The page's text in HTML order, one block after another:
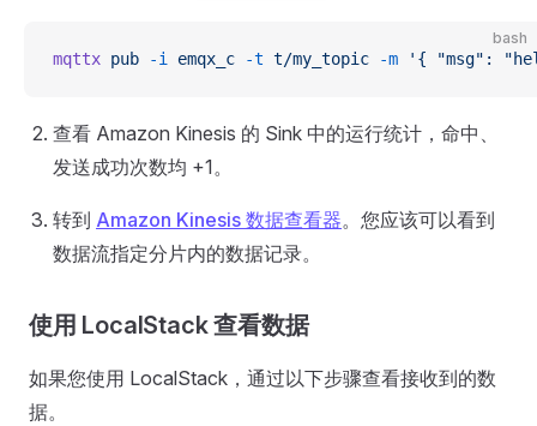
bash
mqttx pub -i emqx_c -t t/my_topic -m '{ "msg":
查看 Amazon Kinesis 的 Sink 中的运行统计，命中、
发送成功次数均 +1。
转到 Amazon Kinesis 数据查看器。您应该可以看到
数据流指定分片内的数据记录。
使用 LocalStack 查看数据
如果您使用 LocalStack，通过以下步骤查看接收到的数
据。